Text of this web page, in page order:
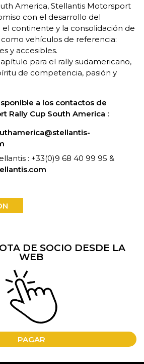
America, Stellantis Motorsport
con el desarrollo del
continente y la consolidación de
vehículos de referencia:
y accesibles.
para el rally sudamericano,
de competencia, pasión y
a los contactos de
Rally Cup South America :
: +33(0)9 68 40 99 95 &
DE SOCIO DESDE LA
WEB
PAGAR